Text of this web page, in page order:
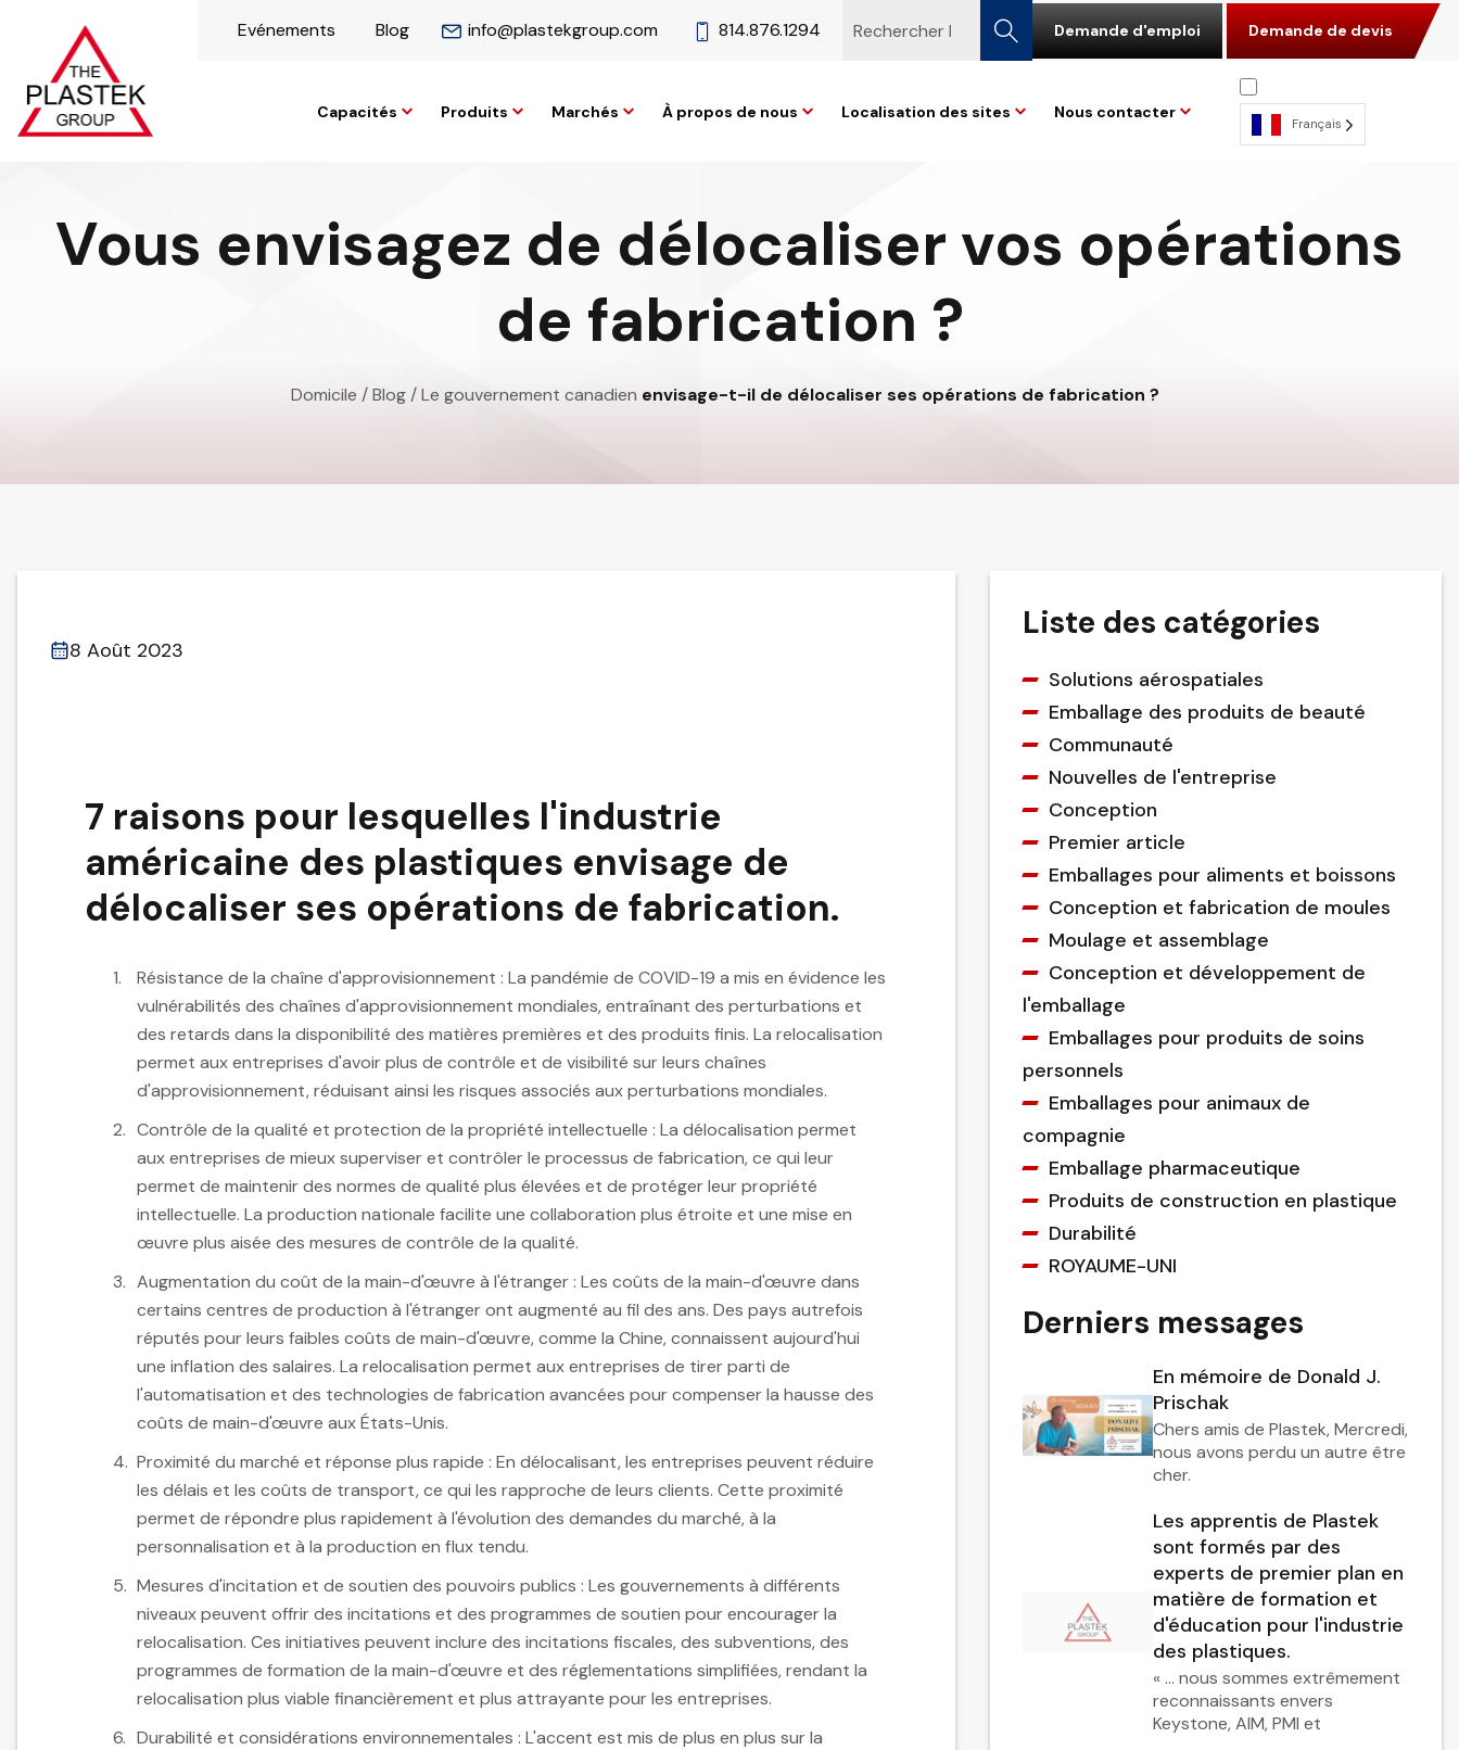
Evénements Blog info@plastekgroup.com 814.876.1294 Demande d'emploi Demande de devis
Capacités Produits Marchés À propos de nous Localisation des sites Nous contacter
Français
Vous envisagez de délocaliser vos opérations
de fabrication ?
Domicile /Blog/ Le gouvernement canadien envisage-t-il de délocaliser ses opérations de fabrication ?
8 Août 2023
7 raisons pour lesquelles l'industrie
américaine des plastiques envisage de
délocaliser ses opérations de fabrication.
Résistance de la chaîne d'approvisionnement : La pandémie de COVID-19 a mis en évidence les
vulnérabilités des chaînes d'approvisionnement mondiales, entraînant des perturbations et
des retards dans la disponibilité des matières premières et des produits finis. La relocalisation
permet aux entreprises d'avoir plus de contrôle et de visibilité sur leurs chaînes
d'approvisionnement, réduisant ainsi les risques associés aux perturbations mondiales.
Contrôle de la qualité et protection de la propriété intellectuelle : La délocalisation permet
aux entreprises de mieux superviser et contrôler le processus de fabrication, ce qui leur
permet de maintenir des normes de qualité plus élevées et de protéger leur propriété
intellectuelle. La production nationale facilite une collaboration plus étroite et une mise en
œuvre plus aisée des mesures de contrôle de la qualité.
Augmentation du coût de la main-d'œuvre à l'étranger : Les coûts de la main-d'œuvre dans
certains centres de production à l'étranger ont augmenté au fil des ans. Des pays autrefois
réputés pour leurs faibles coûts de main-d'œuvre, comme la Chine, connaissent aujourd'hui
une inflation des salaires. La relocalisation permet aux entreprises de tirer parti de
l'automatisation et des technologies de fabrication avancées pour compenser la hausse des
coûts de main-d'œuvre aux États-Unis.
Proximité du marché et réponse plus rapide : En délocalisant, les entreprises peuvent réduire
les délais et les coûts de transport, ce qui les rapproche de leurs clients. Cette proximité
permet de répondre plus rapidement à l'évolution des demandes du marché, à la
personnalisation et à la production en flux tendu.
Mesures d'incitation et de soutien des pouvoirs publics : Les gouvernements à différents
niveaux peuvent offrir des incitations et des programmes de soutien pour encourager la
relocalisation. Ces initiatives peuvent inclure des incitations fiscales, des subventions, des
programmes de formation de la main-d'œuvre et des réglementations simplifiées, rendant la
relocalisation plus viable financièrement et plus attrayante pour les entreprises.
Durabilité et considérations environnementales : L'accent est mis de plus en plus sur la
Liste des catégories
Solutions aérospatiales
Emballage des produits de beauté
Communauté
Nouvelles de l'entreprise
Conception
Premier article
Emballages pour aliments et boissons
Conception et fabrication de moules
Moulage et assemblage
Conception et développement de
l'emballage
Emballages pour produits de soins
personnels
Emballages pour animaux de
compagnie
Emballage pharmaceutique
Produits de construction en plastique
Durabilité
ROYAUME-UNI
Derniers messages
En mémoire de Donald J.
Prischak
Chers amis de Plastek, Mercredi,
nous avons perdu un autre être
cher.
Les apprentis de Plastek
sont formés par des
experts de premier plan en
matière de formation et
d'éducation pour l'industrie
des plastiques.
« … nous sommes extrêmement
reconnaissants envers
Keystone, AIM, PMI et